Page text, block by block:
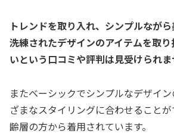
トレンドを取り入れ、シンプルなが
洗練されたデザインのアイテムを取
いという口コミや評判は見受けられま
またベーシックでシンプルなデザイ
ざまなスタイリングに合わせること
齢層の方から着用されています。